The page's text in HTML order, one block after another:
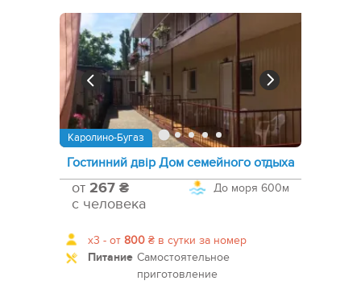
Каролино-Бугаз
Гостинний двір Дом семейного отдыха
До моря 600м
от 267 ₴
с человека
x3 - от 800 ₴ в сутки за номер
Питание Самостоятельное
приготовление